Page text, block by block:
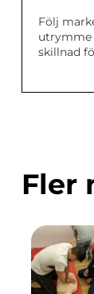
Följ
utrymme
skillnad
Fler